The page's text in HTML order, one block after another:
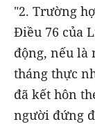
"2. Trường
Điều 76 của
động, nếu là
tháng thực
đã kết hôn
người đứng